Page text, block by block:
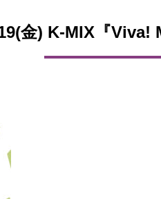
金) K-MIX『Viva!